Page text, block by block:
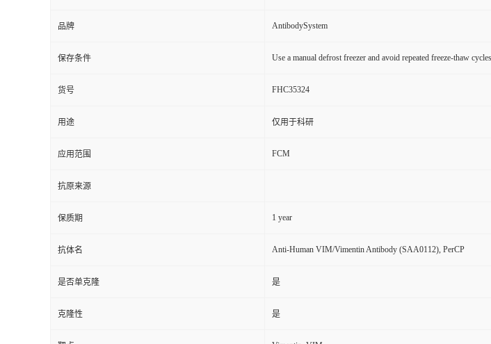
品牌 AntibodySystem
保存条件 Use a manual defrost freezer and avoid repeated freeze-thaw
货号 FHC35324
用途 仅用于科研
应用范围 FCM
抗原来源
保质期 1 year
抗体名 Anti-Human VIM/Vimentin Antibody (SAA0112), PerCP
是否单克隆 是
克隆性 是